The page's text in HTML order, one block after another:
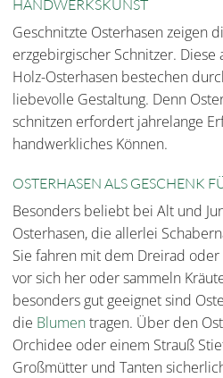
HANDWERKSKUNST
Geschnitzte Osterhasen zeigen
erzgebirgischer Schnitzer.
Holz-Osterhasen bestechen
liebevolle Gestaltung. Denn
schnitzen erfordert jahrelange
handwerkliches Können.
OSTERHASEN ALS GESCHENK
Besonders beliebt bei Alt und
Osterhasen, die allerlei
Sie fahren mit dem Dreirad
vor sich her oder sammeln
besonders gut geeignet sind
die Blumentragen. Über den
Orchidee oder einem Strauß
Großmütter und Tanten